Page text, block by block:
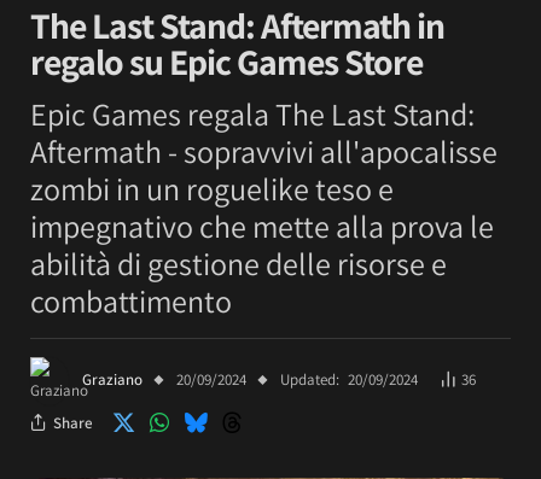
The Last Stand: Aftermath in
regalo su Epic Games Store
Epic Games regala The Last Stand:
Aftermath - sopravvivi all'apocalisse
zombi in un roguelike teso e
impegnativo che mette alla prova le
abilità di gestione delle risorse e
combattimento
Graziano 20/09/2024 Updated: 20/09/2024 36
Share